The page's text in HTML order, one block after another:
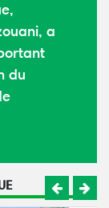
a
du